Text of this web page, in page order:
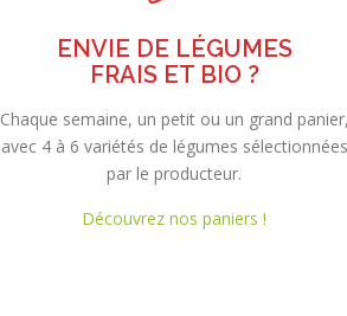
ENVIE DE LÉGUMES
FRAIS ET BIO ?
Chaque semaine, un petit ou un grand panier,
avec 4 à 6 variétés de légumes sélectionnées
par le producteur.
Découvrez nos paniers !